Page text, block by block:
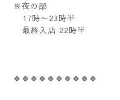
※夜の部
17時〜23時半
最終入店 22時半
🍀🍀🍀🍀🍀🍀🍀🍀🍀🍀